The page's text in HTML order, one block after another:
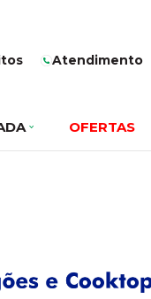
Atendimento
OFERTAS